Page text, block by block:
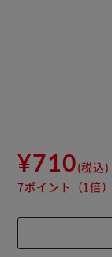
¥710(税込)
7ポイント （1倍）